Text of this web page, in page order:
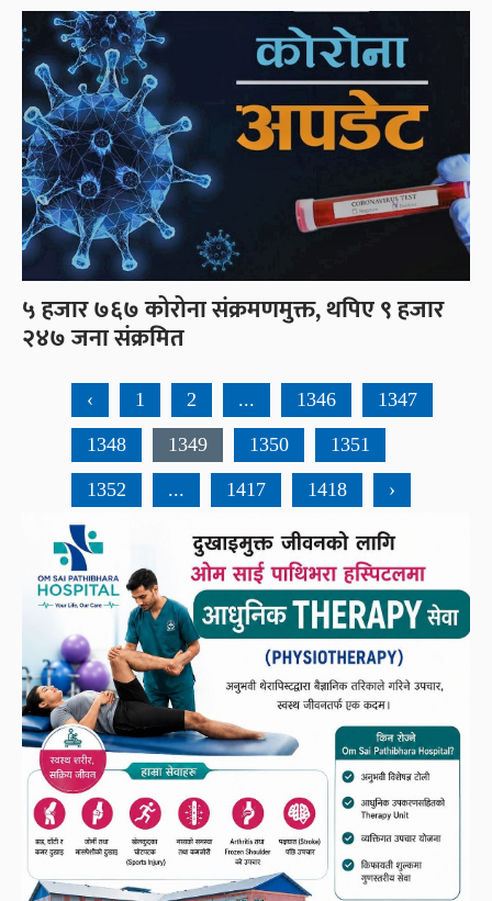
५ हजार ७६७ कोरोना संक्रमणमुक्त, थपिए ९ हजार
२४७ जना संक्रमित
‹ 1 2 ... 1346 1347
1348 1349 1350 1351
1352 ... 1417 1418 ›